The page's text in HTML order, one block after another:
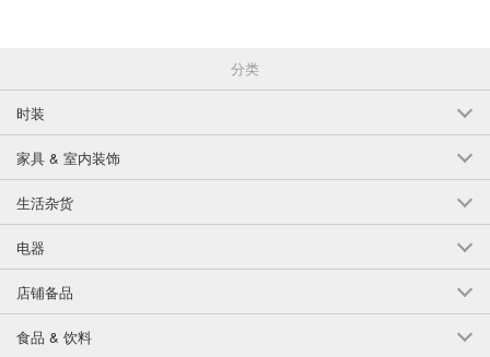
分类
时装
家具 & 室内装饰
生活杂货
电器
店铺备品
食品 & 饮料